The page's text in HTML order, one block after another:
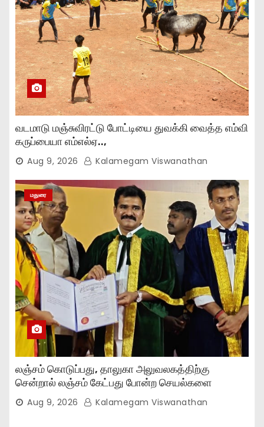
வடமாடு மஞ்சுவிரட்டு போட்டியை துவக்கி வைத்த எம்வி
கருப்பையா எம்எல்ஏ..,
Aug 9, 2026 Kalamegam Viswanathan
மதுரை
லஞ்சம் கொடுப்பது, தாலுகா அலுவலகத்திற்கு
சென்றால் லஞ்சம் கேட்பது போன்ற செயல்களை
நிறுத்தியுள்ளோம்..,
Aug 9, 2026 Kalamegam Viswanathan